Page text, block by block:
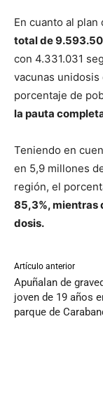
En cuanto al
total de
con 4.331.031
vacunas unidosis
porcentaje de
la pauta
Teniendo en
en 5,9 millones
región, el
85,3%, mientras
dosis.
Artículo anterior
Apuñalan de
joven de 19 años
parque de